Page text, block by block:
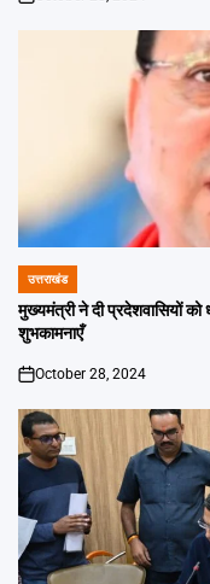
on
POSTED
IN
उत्तराखंड
मुख्यमंत्री ने दी प्रदेशवासियों को
शुभकामनाएँ
on
October 28, 2024